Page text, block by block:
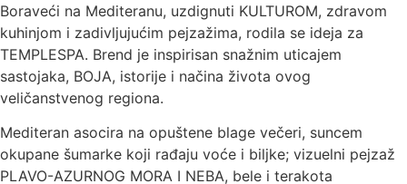
Boraveći na Mediteranu, uzdignuti KULTUROM, zdravom
kuhinjom i zadivljujućim pejzažima, rodila se ideja za
TEMPLESPA. Brend je inspirisan snažnim uticajem
sastojaka, BOJA, istorije i načina života ovog
veličanstvenog regiona.
Mediteran asocira na opuštene blage večeri, suncem
okupane šumarke koji rađaju voće i biljke; vizuelni pejzaž
PLAVO-AZURNOG MORA I NEBA, bele i terakota